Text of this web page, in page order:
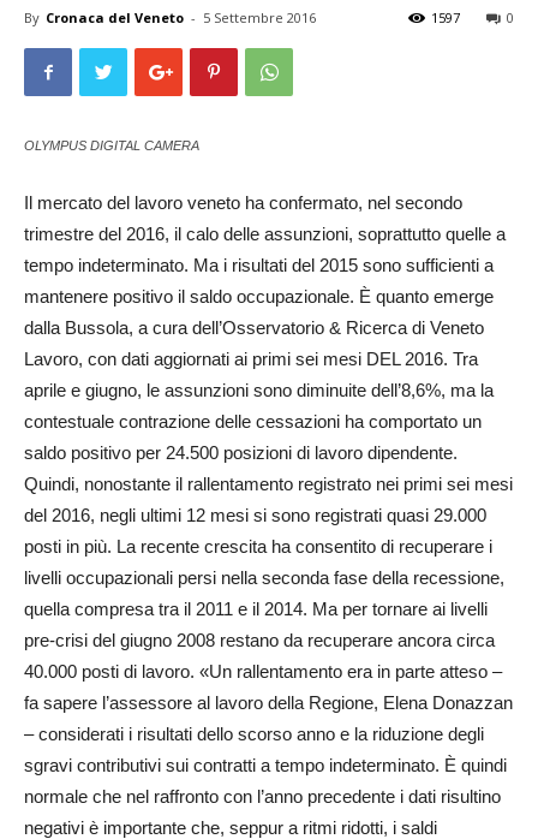
By Cronaca del Veneto - 5 Settembre 2016 0
1597
OLYMPUS DIGITAL CAMERA
Il mercato del lavoro veneto ha confermato, nel secondo
trimestre del 2016, il calo delle assunzioni, soprattutto quelle a
tempo indeterminato. Ma i risultati del 2015 sono sufficienti a
mantenere positivo il saldo occupazionale. È quanto emerge
dalla Bussola, a cura dell’Osservatorio & Ri­cerca di Veneto
Lavoro, con dati aggiornati ai primi sei me­si DEL 2016. Tra
aprile e giugno, le assunzioni sono diminuite dell’8,6%, ma la
contestuale contrazione delle cessazioni ha comportato un
saldo positivo per 24.500 posizioni di lavoro dipendente.
Quindi, nonostante il rallentamento registrato nei primi sei mesi
del 2016, negli ultimi 12 me­si si sono registrati quasi 29.000
posti in più. La recente crescita ha consentito di recuperare i
livelli occupazionali persi nella seconda fase della recessione,
quella compresa tra il 2011 e il 2014. Ma per tornare ai livelli
pre-crisi del giugno 2008 restano da recuperare ancora circa
40.000 posti di lavoro. «Un rallentamento era in parte atteso –
fa sapere l’assessore al lavoro della Re­gione, Elena Donazzan
– considerati i risultati dello scorso anno e la riduzione degli
sgravi contributivi sui contratti a tem­po indeterminato. È quindi
normale che nel raffronto con l’anno precedente i dati risultino
negativi è importante che, seppur a ritmi ridotti, i saldi